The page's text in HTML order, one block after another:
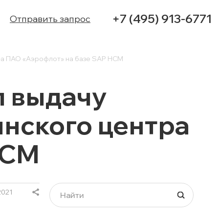
Отправить запрос +7 (495) 913-6771
УСЛУГИ
КЕЙСЫ
КОНТАКТЫ
ПАО «Аэрофлот» на базе SAP HCM
выдачу
центра